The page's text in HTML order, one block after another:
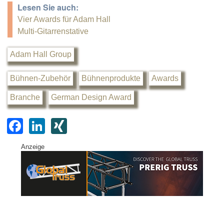
Lesen Sie auch:
Vier Awards für Adam Hall
Multi-Gitarrenstative
Adam Hall Group
Bühnen-Zubehör Bühnenprodukte Awards
Branche German Design Award
F
a
c
e
Li
k
e
G
Anzeige